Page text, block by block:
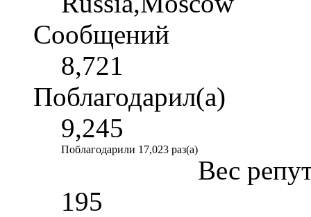
Сообщений
8,721
Поблагодарил(а)
9,245
Поблагодарили 17,023 раз(а)
Вес
195